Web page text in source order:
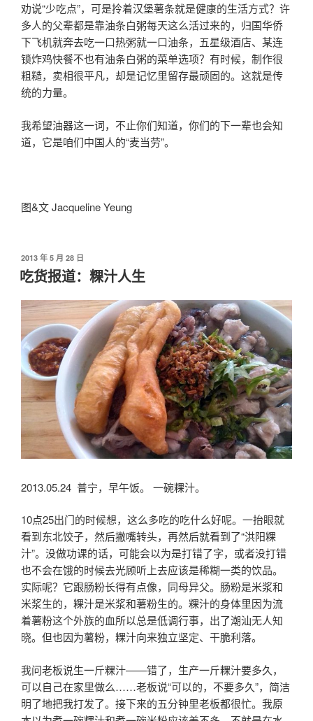
劝说“少吃点”，可是拎着汉堡薯条就是健康的生活方式？许
多人的父辈都是靠油条白粥每天这么活过来的，归国华侨
下飞机就奔去吃一口热粥就一口油条，五星级酒店、某连
锁炸鸡快餐不也有油条白粥的菜单选项？有时候，制作很
粗糙，卖相很平凡，却是记忆里留存最顽固的。这就是传
统的力量。
我希望油器这一词，不止你们知道，你们的下一辈也会知
道，它是咱们中国人的“麦当劳”。
图&文 Jacqueline Yeung
发
布
于
2013 年 5 月 28 日
吃货报道：粿汁人生
2013.05.24 普宁，早午饭。 一碗粿汁。
10点25出门的时候想，这么多吃的吃什么好呢。一抬眼就
看到东北饺子，然后撇嘴转头，再然后就看到了“洪阳粿
汁”。没做功课的话，可能会以为是打错了字，或者没打错
也不会在饿的时候去光顾听上去应该是稀糊一类的饮品。
实际呢？它跟肠粉长得有点像，同母异父。肠粉是米浆和
米浆生的，粿汁是米浆和薯粉生的。粿汁的身体里因为流
着薯粉这个外族的血所以总是低调行事，出了潮汕无人知
晓。但也因为薯粉，粿汁向来独立坚定、干脆利落。
我问老板说生一斤粿汁——错了，生产一斤粿汁要多久，
可以自己在家里做么……老板说“可以的，不要多久”，简洁
明了地把我打发了。接下来的五分钟里老板都很忙。我原